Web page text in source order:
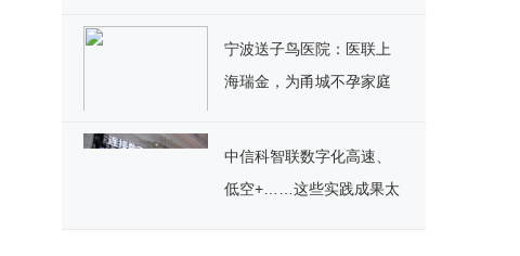
际全球大会背后的中国创
新密码
宁波送子鸟医院：医联上
海瑞金，为甬城不孕家庭
中信科智联数字化高速、
低空+……这些实践成果太